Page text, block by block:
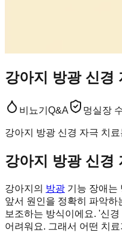
강아지 방광 신경
비뇨기 Q&A 멍실장
강아지 방광 신경 자극 치
강아지 방광 신경
강아지의 방광 기능 장애는
앞서 원인을 정확히 파악하
보조하는 방식이에요. '신
어려워요. 그래서 어떤 치